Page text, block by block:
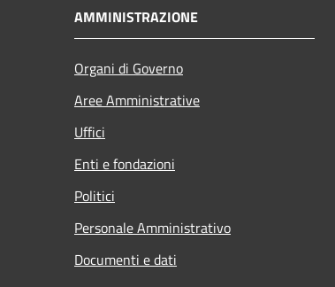
AMMINISTRAZIONE
Organi di Governo
Aree Amministrative
Uffici
Enti e fondazioni
Politici
Personale Amministrativo
Documenti e dati